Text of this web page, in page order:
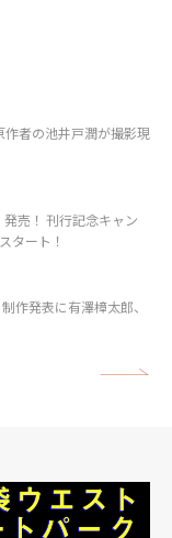
作者の池井戸潤が撮影現
売！ 刊行記念キャン
タート！
作発表に有澤樟太郎、